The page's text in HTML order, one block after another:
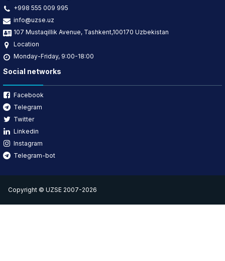
+998 555 009 995
info@uzse.uz
107 Mustaqillik Avenue, Tashkent,100170 Uzbekistan
Location
Monday-Friday, 9:00-18:00
Social networks
Facebook
Telegram
Twitter
Linkedin
Instagram
Telegram-bot
Copyright © UZSE 2007-2026